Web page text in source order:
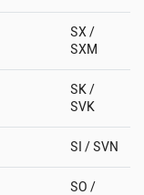
SX /
SXM
SK /
SVK
SI / SVN
SO /